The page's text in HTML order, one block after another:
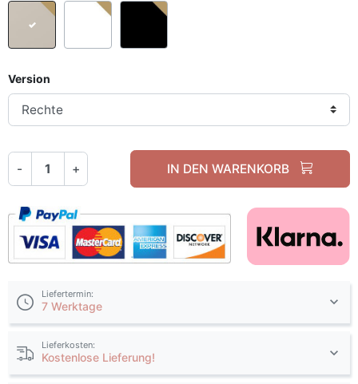
Beige / beige matt + gold
Weiß / weiß matt + gold
Version
- + IN DEN WARENKORB
Liefertermin:
7 Werktage
Lieferkosten:
Kostenlose Lieferung!